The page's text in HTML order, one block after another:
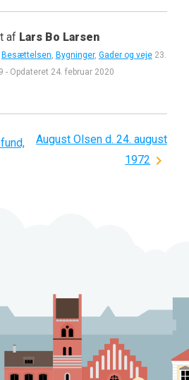
af Lars Bo Larsen
Besættelsen Bygninger, Gader og veje 23.
- Opdateret 24. februar 2020
August Olsen d. 24. august
1972